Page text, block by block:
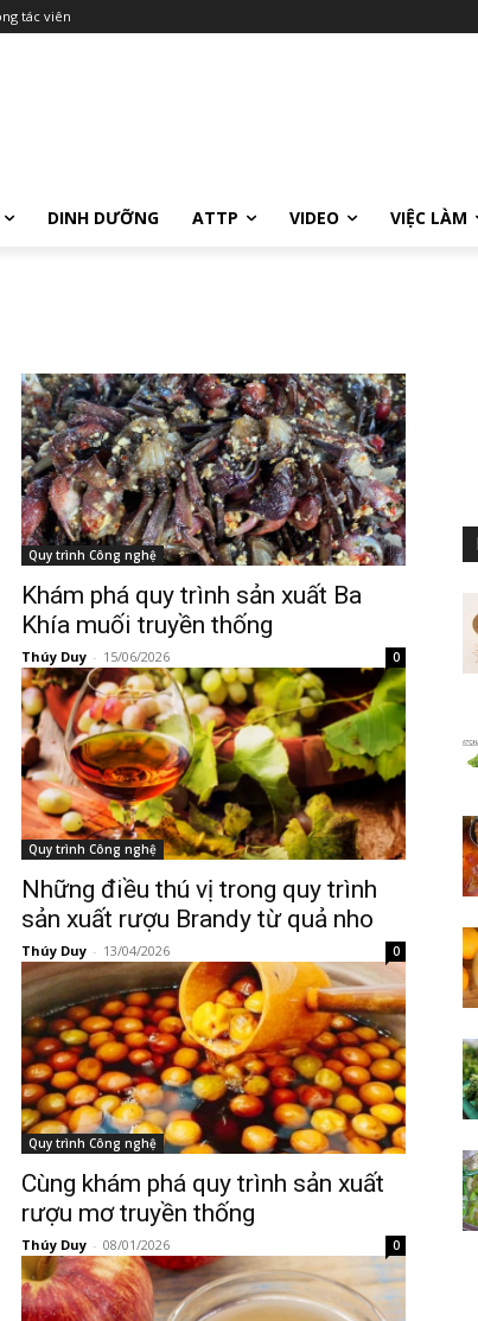
tác viên
DINH DƯỠNG ATTP VIDEO VIỆC LÀM
Quy trình Công nghệ
Khám phá quy trình sản xuất Ba
Khía muối truyền thống
Thúy Duy - 15/06/2026 0
Quy trình Công nghệ
Những điều thú vị trong quy trình
sản xuất rượu Brandy từ quả nho
Thúy Duy - 13/04/2026 0
Quy trình Công nghệ
Cùng khám phá quy trình sản xuất
rượu mơ truyền thống
Thúy Duy - 08/01/2026 0